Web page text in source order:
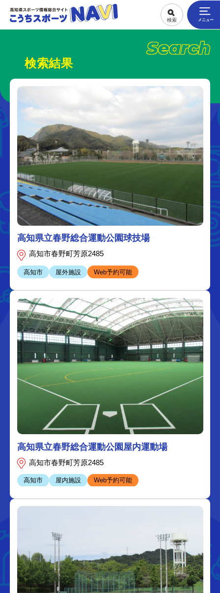
Search
検索結果
高知県立春野総合運動公園球技場
高知市春野町芳原2485
高知市 屋外施設 Web予約可能
高知県立春野総合運動公園屋内運動場
高知市春野町芳原2485
高知市 屋内施設 Web予約可能